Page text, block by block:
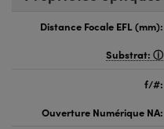
Distance Focale EFL (mm):
Substrat:
f/#:
Ouverture Numérique NA: